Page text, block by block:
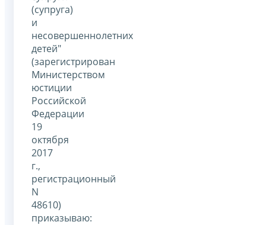
(супруга)
и
несовершеннолетних
детей"
(зарегистрирован
Министерством
юстиции
Российской
Федерации
19
октября
2017
г.,
регистрационный
N
48610)
приказываю: